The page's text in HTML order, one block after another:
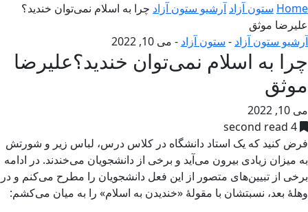
Home ستون آزاد آرشیو ستون آزاد چرا به اسلام نمی‌توان خندید؟
علیرضا موثق
آرشیو ستون آزاد - ستون آزاد - می 10, 2022
چرا به اسلام نمی‌توان خندید؟علیرضا
موثق
می 10, 2022
4 second read
فرض کنید که یک استاد دانشگاه در کلاس درس، لباس زیر و شورتش
به میزان زیادی بیرون می‌آید و برخی از دانشجویان می‌خندند. در ادامه
برخی از تبیین‌های متصور از این فعل دانشجویان را مطرح می‌کنم و در
وهلهٔ بعد، نسبتشان با مقولهٔ «خندیدن به اسلام» را به میان می‌کشم: